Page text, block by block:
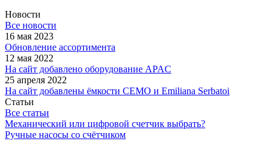
Новости
Все новости
16 мая 2023
Обновление ассортимента
12 мая 2022
На сайт добавлено оборудование APAC
25 апреля 2022
На сайт добавлены ёмкости CEMO и Emiliana Serbatoi
Статьи
Все статьи
Механический или цифровой счетчик выбрать?
Ручные насосы со счётчиком